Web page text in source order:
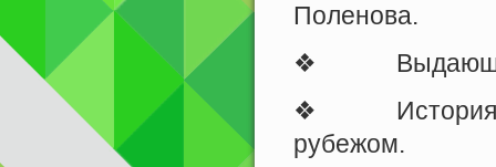
Поленова.
❖
❖ История
рубежом.